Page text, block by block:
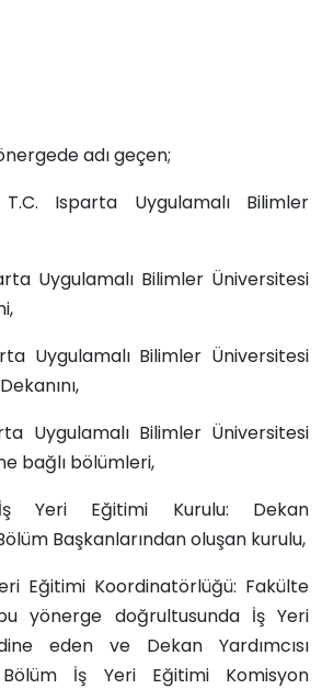
adı geçen;
Isparta Uygulamalı Bilimler
Uygulamalı Bilimler Üniversitesi
Uygulamalı Bilimler Üniversitesi
Uygulamalı Bilimler Üniversitesi
bağlı bölümleri,
Yeri Eğitimi Kurulu: Dekan
Başkanlarından oluşan kurulu,
Eğitimi Koordinatörlüğü: Fakülte
yönerge doğrultusunda İş Yeri
eden ve Dekan Yardımcısı
Bölüm İş Yeri Eğitimi Komisyon